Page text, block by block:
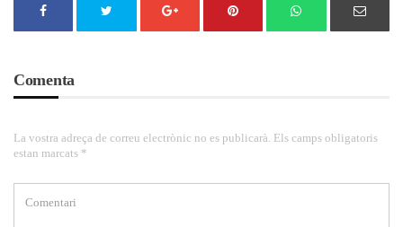
Comenta
La vostra adreça de correu electrònic no es publicarà. Els camps obligatoris
estan marcats *